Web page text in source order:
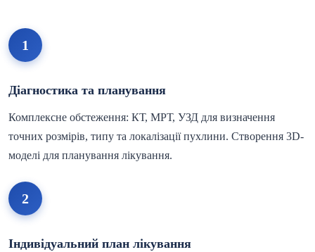
1
Діагностика та планування
Комплексне обстеження: КТ, МРТ, УЗД для визначення
точних розмірів, типу та локалізації пухлини. Створення 3D-
моделі для планування лікування.
2
Індивідуальний план лікування